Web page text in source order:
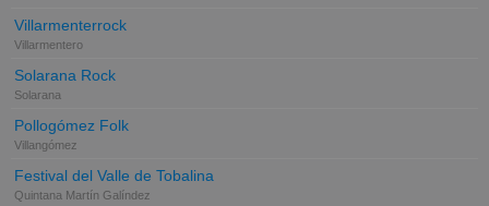
Villarmenterrock
Villarmentero
Solarana Rock
Solarana
Pollogómez Folk
Villangómez
Festival del Valle de Tobalina
Quintana Martín Galíndez